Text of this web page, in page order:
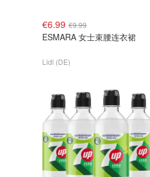
€6.99 €9.99
ESMARA 女士束腰连衣裙
Lidl (DE)